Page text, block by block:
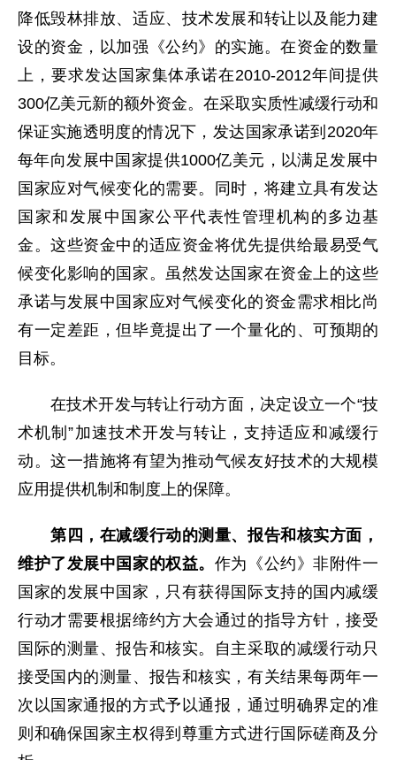
降低毁林排放、适应、技术发展和转让以及能力建
设的资金，以加强《公约》的实施。在资金的数量
上，要求发达国家集体承诺在2010-2012年间提供
300亿美元新的额外资金。在采取实质性减缓行动和
保证实施透明度的情况下，发达国家承诺到2020年
每年向发展中国家提供1000亿美元，以满足发展中
国家应对气候变化的需要。同时，将建立具有发达
国家和发展中国家公平代表性管理机构的多边基
金。这些资金中的适应资金将优先提供给最易受气
候变化影响的国家。虽然发达国家在资金上的这些
承诺与发展中国家应对气候变化的资金需求相比尚
有一定差距，但毕竟提出了一个量化的、可预期的
目标。
在技术开发与转让行动方面，决定设立一个“技
术机制”加速技术开发与转让，支持适应和减缓行
动。这一措施将有望为推动气候友好技术的大规模
应用提供机制和制度上的保障。
第四，在减缓行动的测量、报告和核实方面，
维护了发展中国家的权益。 作为《公约》非附件一
国家的发展中国家，只有获得国际支持的国内减缓
行动才需要根据缔约方大会通过的指导方针，接受
国际的测量、报告和核实。自主采取的减缓行动只
接受国内的测量、报告和核实，有关结果每两年一
次以国家通报的方式予以通报，通过明确界定的准
则和确保国家主权得到尊重方式进行国际磋商及分